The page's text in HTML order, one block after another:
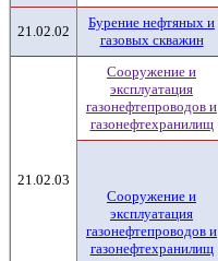
21.02.02
Бурение нефтяных и
газовых скважин
21.02.03
Сооружение и
эксплуатация
газонефтепроводов и
газонефтехранилищ
Сооружение и
эксплуатация
газонефтепроводов и
газонефтехранилищ